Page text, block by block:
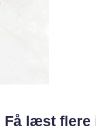
Få læst